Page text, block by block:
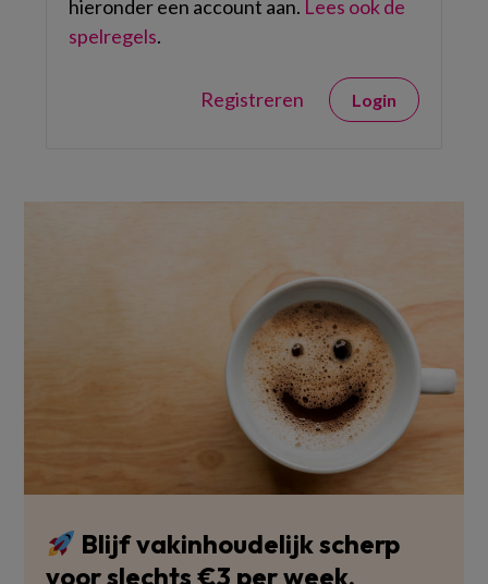
hieronder een account aan. Lees ook de
spelregels.
Registreren Login
Blijf vakinhoudelijk scherp
voor slechts €3 per week.